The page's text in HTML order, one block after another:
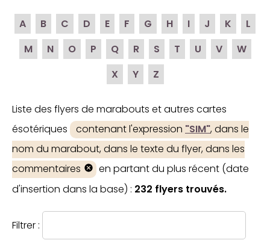
A B C D E F G H I J K
L
M
N O P Q R S T U V
W
X
Y Z
Liste des flyers de marabouts et autres cartes
ésotériques
contenant l'expression "SIM", dans le
nom du marabout, dans le texte du flyer, dans les
commentaires
en partant du plus récent (date
d'insertion dans la base) : 232 flyers trouvés.
Filtrer :